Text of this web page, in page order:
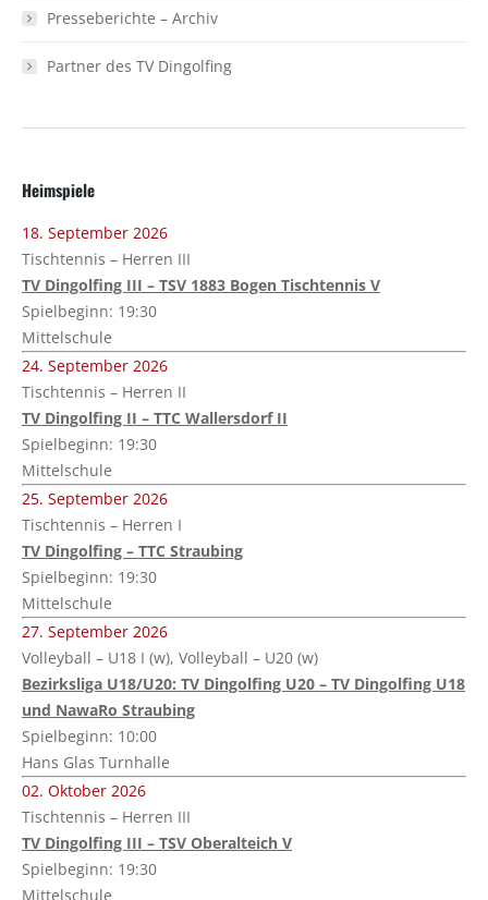
Presseberichte – Archiv
Partner des TV Dingolfing
Heimspiele
18. September 2026
Tischtennis – Herren III
TV Dingolfing III – TSV 1883 Bogen Tischtennis V
Spielbeginn: 19:30
Mittelschule
24. September 2026
Tischtennis – Herren II
TV Dingolfing II – TTC Wallersdorf II
Spielbeginn: 19:30
Mittelschule
25. September 2026
Tischtennis – Herren I
TV Dingolfing – TTC Straubing
Spielbeginn: 19:30
Mittelschule
27. September 2026
Volleyball – U18 I (w), Volleyball – U20 (w)
Bezirksliga U18/U20: TV Dingolfing U20 – TV Dingolfing U18
und NawaRo Straubing
Spielbeginn: 10:00
Hans Glas Turnhalle
02. Oktober 2026
Tischtennis – Herren III
TV Dingolfing III – TSV Oberalteich V
Spielbeginn: 19:30
Mittelschule